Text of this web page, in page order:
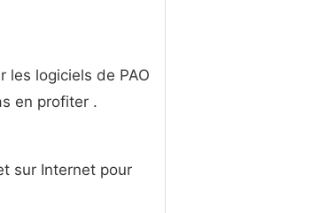
les logiciels de PAO
en profiter .
sur ​​Internet pour